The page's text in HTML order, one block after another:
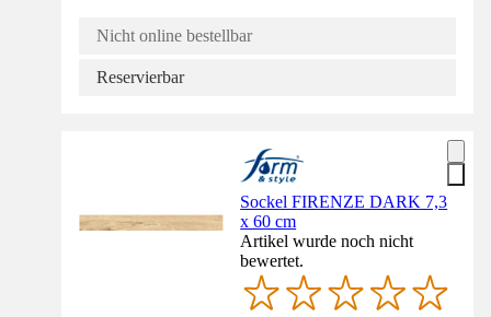
Nicht online bestellbar
Reservierbar
Sockel FIRENZE DARK 7,3
x 60 cm
Artikel wurde noch nicht
bewertet.